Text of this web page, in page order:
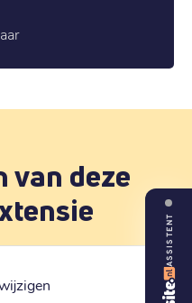
van deze
ASSISTENT